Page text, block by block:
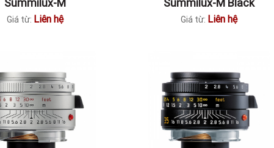
Giá từ: Liên hệ Giá từ: Liên hệ